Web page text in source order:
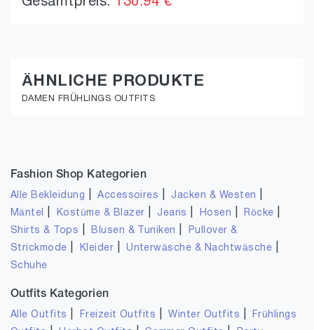
ÄHNLICHE PRODUKTE
DAMEN FRÜHLINGS OUTFITS
Fashion Shop Kategorien
Alle Bekleidung |Accessoires Jacken & Westen
Mäntel Kostüme & Blazer Jeans Hosen Röcke
Shirts & Tops Blusen & Tuniken
Pullover &
Strickmode
Kleider |Unterwäsche & Nachtwäsche
Schuhe
Outfits Kategorien
Alle Outfits Freizeit Outfits |Winter Outfits
Frühlings